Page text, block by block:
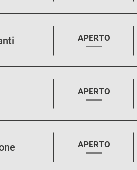
STAGIONE:
APERTO
STAGIONE:
APERTO
STAGIONE:
APERTO